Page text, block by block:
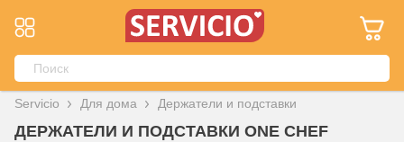
Servicio Для дома Держатели и подставки
ДЕРЖАТЕЛИ И ПОДСТАВКИ ONE CHEF